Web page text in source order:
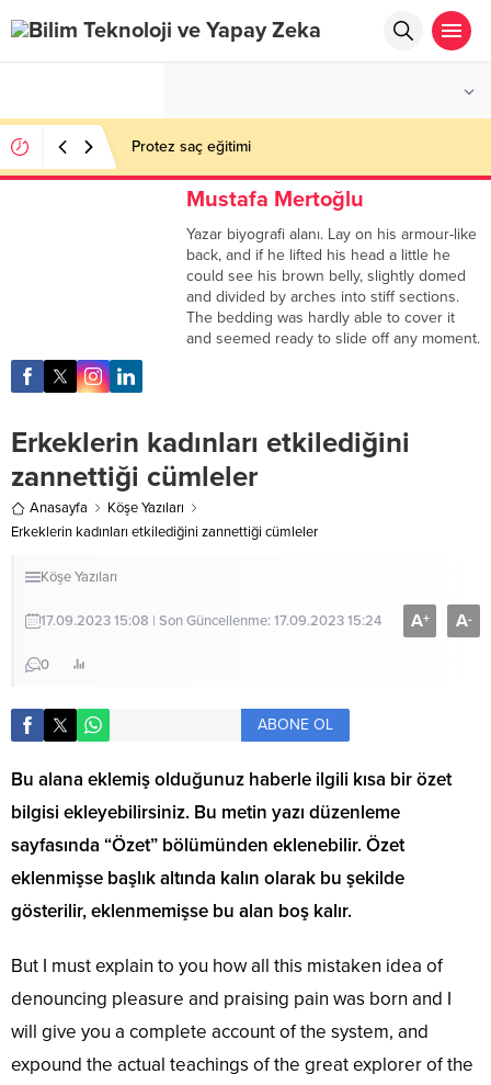
Protez saç eğitimi
Mustafa Mertoğlu
Yazar biyografi alanı. Lay on his armour-like
back, and if he lifted his head a little he
could see his brown belly, slightly domed
and divided by arches into stiff sections.
The bedding was hardly able to cover it
and seemed ready to slide off any moment.
Erkeklerin kadınları etkilediğini
zannettiği cümleler
Anasayfa
Köşe Yazıları
Erkeklerin kadınları etkilediğini zannettiği cümleler
Köşe Yazıları
17.09.2023 15:08 | Son Güncellenme: 17.09.2023 15:24
0
A+ A-
ABONE OL
Bu alana eklemiş olduğunuz haberle ilgili kısa bir özet
bilgisi ekleyebilirsiniz. Bu metin yazı düzenleme
sayfasında “Özet” bölümünden eklenebilir. Özet
eklenmişse başlık altında kalın olarak bu şekilde
gösterilir, eklenmemişse bu alan boş kalır.
But I must explain to you how all this mistaken idea of
denouncing pleasure and praising pain was born and I
will give you a complete account of the system, and
expound the actual teachings of the great explorer of the